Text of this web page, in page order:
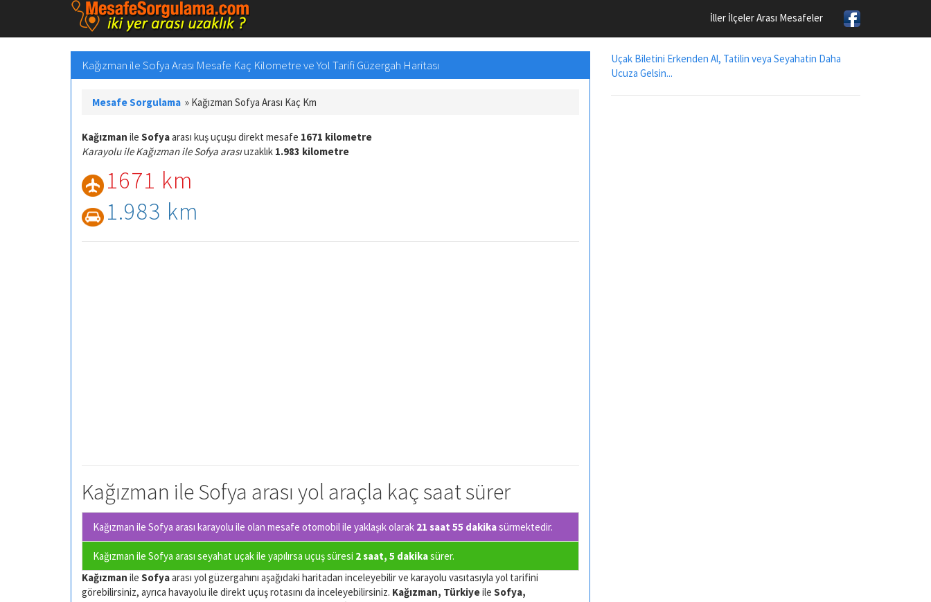
İller İlçeler Arası Mesafeler
Kağızman ile Sofya Arası Mesafe Kaç Kilometre ve Yol Tarifi Güzergah Haritası
Mesafe Sorgulama » Kağızman Sofya Arası Kaç Km
Kağızman ile Sofyaarası kuş uçuşu direkt mesafe 1671 kilometre
Karayolu ile Kağızman ile Sofya arasıuzaklık 1.983 kilometre
1671 km
1.983 km
Kağızman ile Sofya arası yol araçla kaç saat sürer
Kağızman ile Sofya arası karayolu ile olan mesafe otomobil ile yaklaşık olarak 21 saat 55 dakikasürmektedir.
Kağızman ile Sofya arası seyahat uçak ile yapılırsa uçuş süresi 2 saat, 5 dakikasürer.
Kağızman ile Sofyaarası yol güzergahını aşağıdaki haritadan inceleyebilir ve karayolu vasıtasıyla yol tarifini
görebilirsiniz, ayrıca havayolu ile direkt uçuş rotasını da inceleyebilirsiniz. Kağızman, Türkiyeile Sofya,
Uçak Biletini Erkenden Al, Tatilin veya Seyahatin Daha
Ucuza Gelsin...